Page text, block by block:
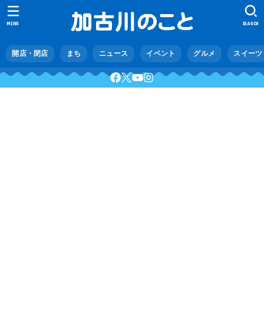
開店・閉店 まち ニュース イベント グルメ スイーツ
SEARCH
MENU